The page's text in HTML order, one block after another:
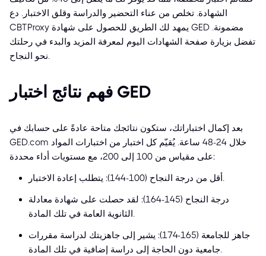
الشهادة. تخلص من عناء التحضير والدراسة وقلق الاختبار. دع
CBTProxy يمهد لك الطريق للحصول على شهادة GED مضمونة.
تفضل بزيارة صفحة الشهادات اليوم لمعرفة المزيد والبدء في رحلتك
نحو النجاح.
فهم نتائج اختبار GED
بعد إكمال اختباراتك، ستكون نتائجك متاحة عادةً على حسابك في
GED.com خلال 24-48 ساعة. يُقيّم كل اختبار من اختبارات المواد
على مقياس من 100 إلى 200، مع مستويات أداء محددة:
أقل من درجة النجاح (100-144): يتطلب إعادة الاختبار.
درجة النجاح (145-164): لقد حصلت على شهادة معادلة
الثانوية العامة في تلك المادة.
جاهز للجامعة (165-174): يشير إلى جاهزيتك لدراسة مقررات
جامعية دون الحاجة إلى دراسة إضافية في تلك المادة.